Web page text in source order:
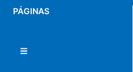
PÁGINAS